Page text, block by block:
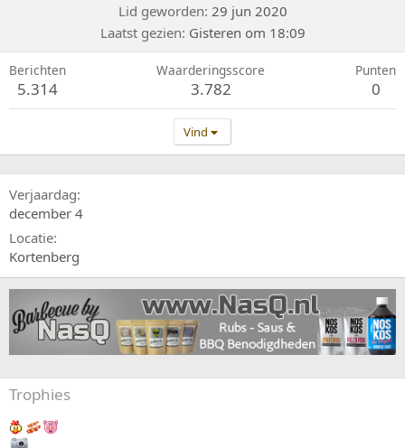
Lid geworden 29 jun 2020
Laatst gezien Gisteren om 18:09
Berichten
5.314
Waarderingsscore
3.782
Punten
0
Vind
Verjaardag
december 4
Locatie
Kortenberg
Trophies